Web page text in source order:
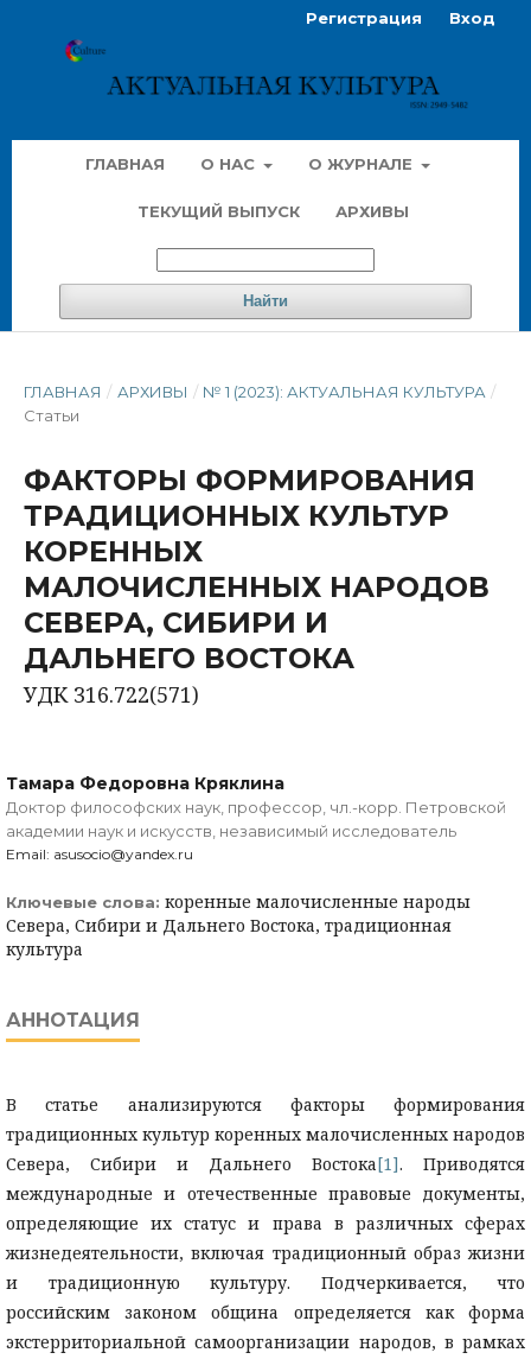
ГЛАВНАЯ О НАС О ЖУРНАЛЕ
ТЕКУЩИЙ ВЫПУСК АРХИВЫ
Найти
Регистрация Вход
ГЛАВНАЯ / АРХИВЫ / № 1 (2023): АКТУАЛЬНАЯ КУЛЬТУРА /
Статьи
ФАКТОРЫ ФОРМИРОВАНИЯ
ТРАДИЦИОННЫХ КУЛЬТУР
КОРЕННЫХ
МАЛОЧИСЛЕННЫХ НАРОДОВ
СЕВЕРА, СИБИРИ И
ДАЛЬНЕГО ВОСТОКА
УДК 316.722(571)
Тамара Федоровна Кряклина
Доктор философских наук, профессор, чл.-корр. Петровской
академии наук и искусств, независимый исследователь
Email: asusocio@yandex.ru
Ключевые слова: коренные малочисленные народы
Севера, Сибири и Дальнего Востока, традиционная
культура
АННОТАЦИЯ
В статье анализируются факторы формирования
традиционных культур коренных малочисленных народов
Севера, Сибири и Дальнего Востока[1]. Приводятся
международные и отечественные правовые документы,
определяющие их статус и права в различных сферах
жизнедеятельности, включая традиционный образ жизни
и традиционную культуру. Подчеркивается, что
российским законом община определяется как форма
экстерриториальной самоорганизации народов, в рамках